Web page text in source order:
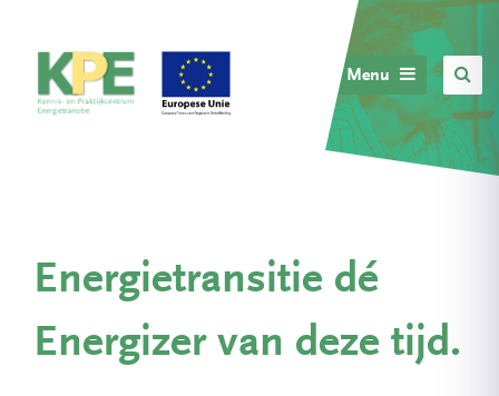
Menu
Energietransitie dé
Energizer van deze tijd.